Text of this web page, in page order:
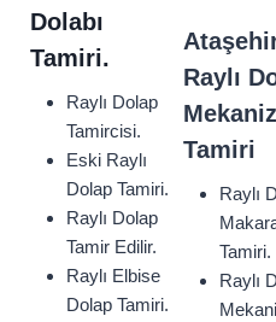
Dolabı
Tamiri.
Raylı Dolap
Tamircisi.
Eski Raylı
Dolap Tamiri.
Raylı Dolap
Tamir Edilir.
Raylı Elbise
Dolap Tamiri.
Raylı
Tamiri
Raylı
Tamiri.
Raylı